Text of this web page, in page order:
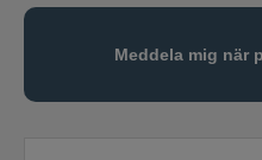
Gäddspinnare